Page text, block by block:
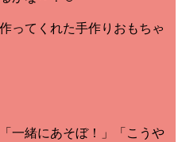
ってくれた手作りおもちゃ
一緒にあそぼ！」「こうや